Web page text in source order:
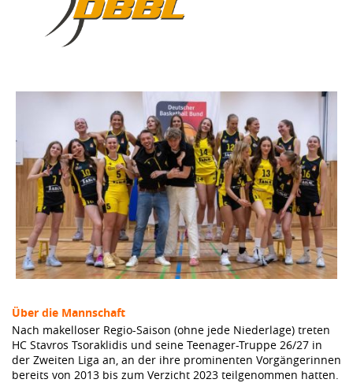
Über die Mannschaft
Nach makelloser Regio-Saison (ohne jede Niederlage) treten
HC Stavros Tsoraklidis und seine Teenager-Truppe 26/27 in
der Zweiten Liga an, an der ihre prominenten Vorgängerinnen
bereits von 2013 bis zum Verzicht 2023 teilgenommen hatten.